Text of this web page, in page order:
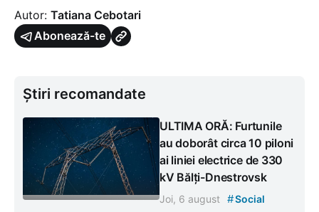
Autor: Tatiana Cebotari
Abonează-te
Știri recomandate
ULTIMA ORĂ: Furtunile
au doborât circa 10 piloni
ai liniei electrice de 330
kV Bălți-Dnestrovsk
Joi, 6 august #Social